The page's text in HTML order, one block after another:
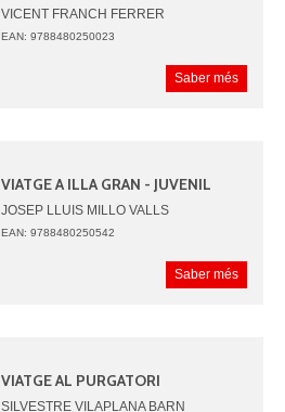
VICENT FRANCH FERRER
EAN: 9788480250023
Saber més
VIATGE A ILLA GRAN - JUVENIL
JOSEP LLUIS MILLO VALLS
EAN: 9788480250542
Saber més
VIATGE AL PURGATORI
SILVESTRE VILAPLANA BARN